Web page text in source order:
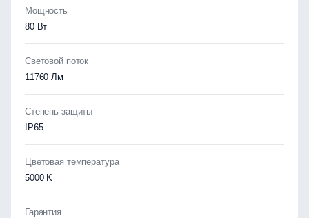
Мощность
80 Вт
Световой поток
11760 Лм
Степень защиты
IP65
Цветовая температура
5000 K
Гарантия